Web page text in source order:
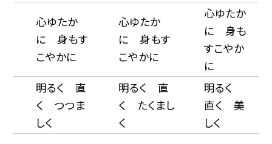
心ゆたか
に 身もす
こやかに
心ゆたか
に 身もす
こやかに
心ゆたか
に 身も
すこやか
に
明るく 直
く つつま
しく
明るく 直
く たくまし
く
明るく
直く 美
しく